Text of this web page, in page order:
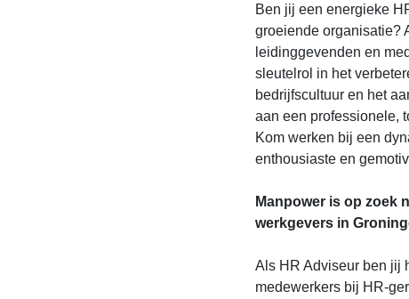
Ben jij een energieke
groeiende organisatie?
leidinggevenden en
sleutelrol in het
bedrijfscultuur en het
aan een professionele,
Kom werken bij een
enthousiaste en
Manpower is op zoek
werkgevers in
Als HR Adviseur ben jij
medewerkers bij HR-